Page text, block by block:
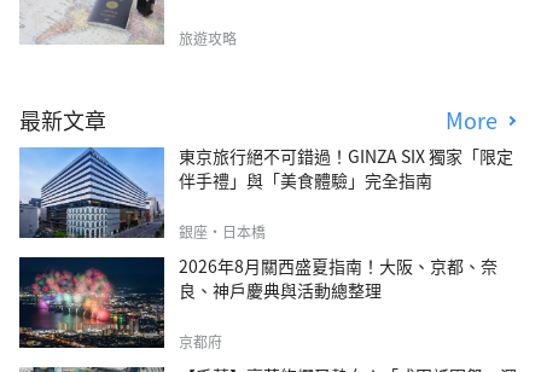
旅遊攻略
最新文章 More
東京旅行絕不可錯過！GINZA SIX 獨家「限定
伴手禮」與「美食體驗」完全指南
銀座・日本橋
2026年8月關西盛夏指南！大阪、京都、奈
良、神戶慶典與活動總整理
京都府